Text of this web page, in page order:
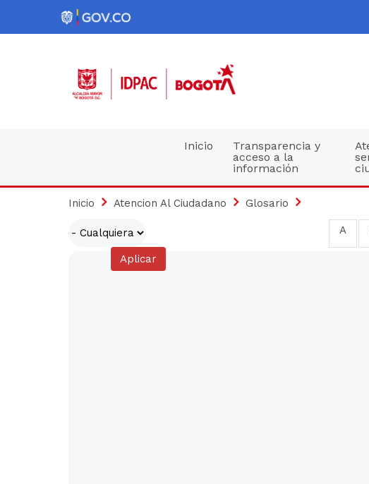
Inicio
Transparencia y
acceso a la
información
Inicio Atencion Al Ciudadano Glosario
A